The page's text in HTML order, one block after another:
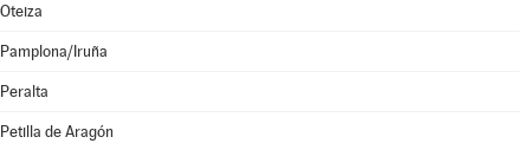
Oteiza
Pamplona/Iruña
Peralta
Petilla de Aragón